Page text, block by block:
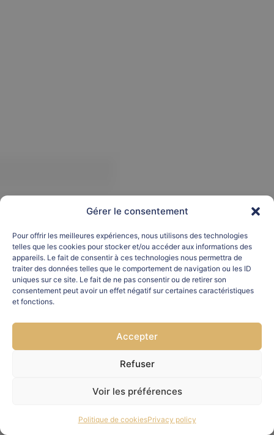
Gérer le consentement
Pour offrir les meilleures expériences, nous utilisons des technologies
telles que les cookies pour stocker et/ou accéder aux informations des
appareils. Le fait de consentir à ces technologies nous permettra de
traiter des données telles que le comportement de navigation ou les ID
uniques sur ce site. Le fait de ne pas consentir ou de retirer son
consentement peut avoir un effet négatif sur certaines caractéristiques
et fonctions.
Accepter
Refuser
Voir les préférences
Politique de cookiesPrivacy policy